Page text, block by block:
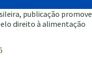
publicação promove
direito à alimentação